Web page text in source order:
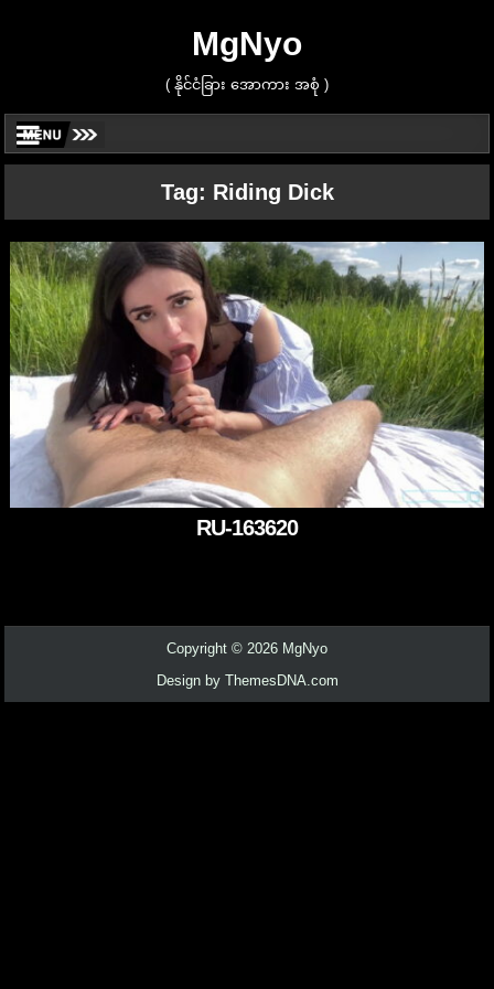
MgNyo
( နိုင်ငံခြား အောကား အစုံ )
Tag: Riding Dick
RU-163620
Copyright © 2026 MgNyo
Design by ThemesDNA.com